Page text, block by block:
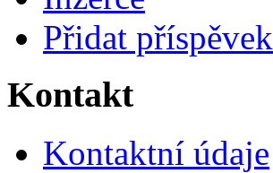
Přidat příspěvek
Kontakt
Kontaktní údaje